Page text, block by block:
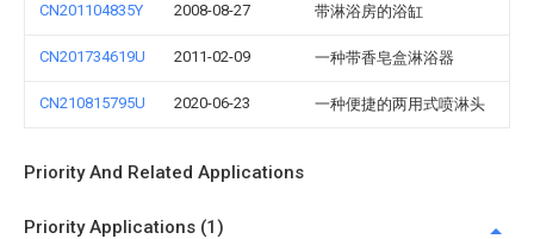
CN201104835Y 2008-08-27 带淋浴房的浴缸
CN201734619U 2011-02-09 一种带香皂盒淋浴器
CN210815795U 2020-06-23 一种便捷的两用式喷淋头
Priority And Related Applications
Priority Applications (1)